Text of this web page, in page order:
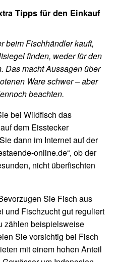
Tipps für den Einkauf
beim Fischhändler kauft,
finden, weder für den
Das macht Aussagen über
Ware schwer – aber
beachten.
bei Wildfisch das
dem Eisstecker
dann im Internet auf der
online.de“, ob der
nicht überfischten
Sie Fisch aus
und Fischzucht gut reguliert
zählen beispielsweise
Sie vorsichtig bei Fisch
mit einem hohen Anteil